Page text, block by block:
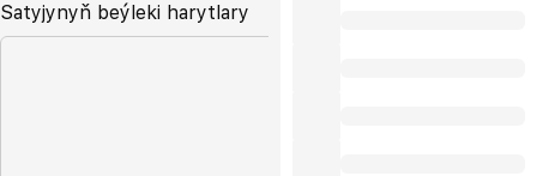
Satyjynyň beýleki harytlary